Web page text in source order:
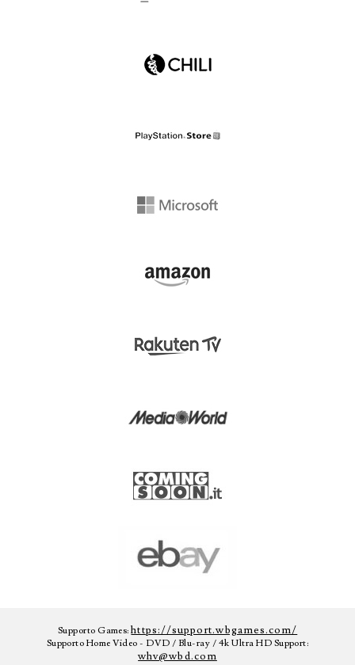
Supporto Games:https://support.wbgames.com/
Supporto Home Video - DVD / Blu-ray / 4k Ultra HD Support:
whv@wbd.com